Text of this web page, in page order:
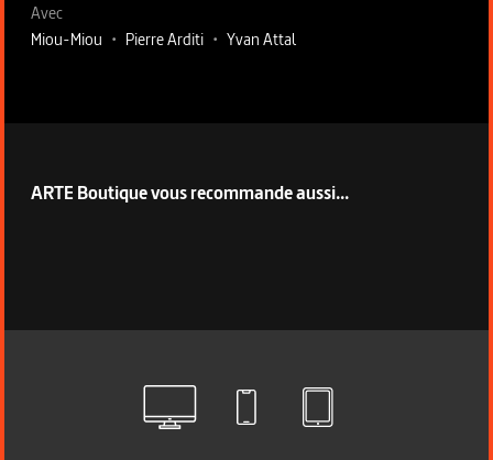
Avec
Miou-Miou • Pierre Arditi • Yvan Attal
ARTE Boutique vous recommande aussi...